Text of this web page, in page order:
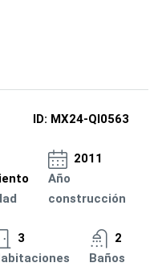
ID: MX24-QI0563
2011
Año
construcción
3
2
Baños